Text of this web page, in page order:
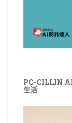
PC-CILLIN AI
生活